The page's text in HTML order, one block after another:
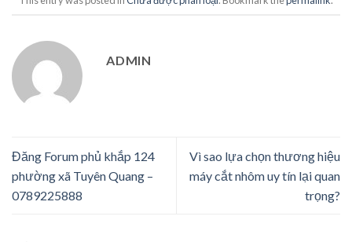
ADMIN
Đăng Forum phủ khắp 124
phường xã Tuyên Quang –
0789225888
Vì sao lựa chọn thương hiệu
máy cắt nhôm uy tín lại quan
trọng?